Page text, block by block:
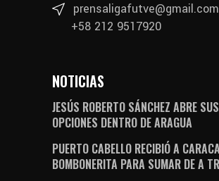
prensaligafutve@gmail.com
+58 212 9517920
NOTICIAS
JESÚS ROBERTO SÁNCHEZ ABRE SUS
OPCIONES DENTRO DE ARAGUA
PUERTO CABELLO RECIBIÓ A
BOMBONERITA PARA SUMAR DE A